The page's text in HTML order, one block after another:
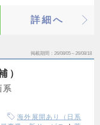
詳細へ
掲載期間 26/08/05～26/08/18
）
系
海外展開あり（日系